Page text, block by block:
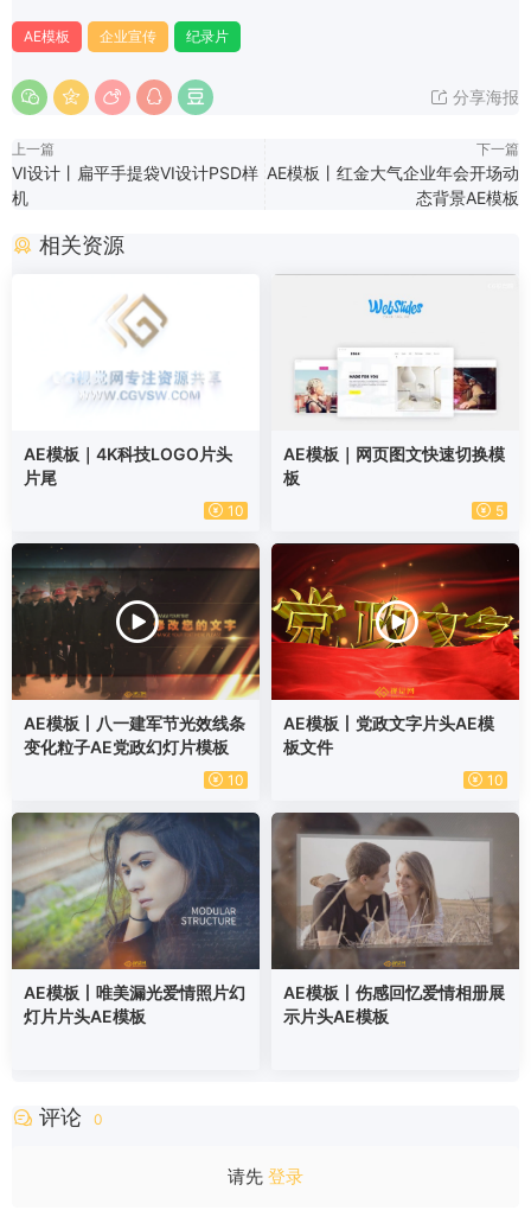
AE模板 企业宣传 纪录片
分享海报
上一篇
VI设计丨扁平手提袋VI设计PSD样
机
下一篇
AE模板丨红金大气企业年会开场动
态背景AE模板
相关资源
AE模板｜4K科技LOGO片头
片尾
10
AE模板｜网页图文快速切换模
板
5
AE模板丨八一建军节光效线条
变化粒子AE党政幻灯片模板
10
AE模板丨党政文字片头AE模
板文件
10
AE模板丨唯美漏光爱情照片幻
灯片片头AE模板
AE模板丨伤感回忆爱情相册展
示片头AE模板
评论 0
请先 登录